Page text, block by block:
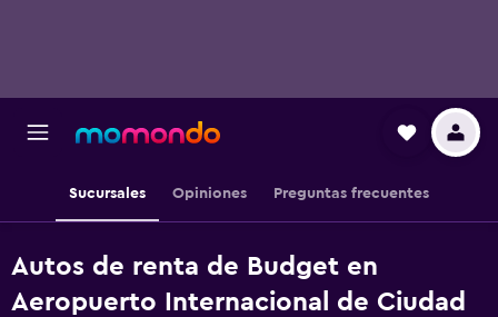
Sucursales Opiniones Preguntas frecuentes
Autos de renta de Budget en
Aeropuerto Internacional de Ciudad